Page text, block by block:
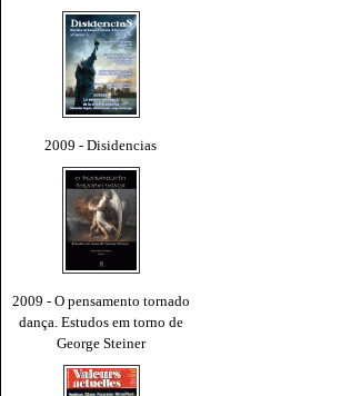
2009 - Disidencias
2009 - O pensamento tornado
dança. Estudos em torno de
George Steiner